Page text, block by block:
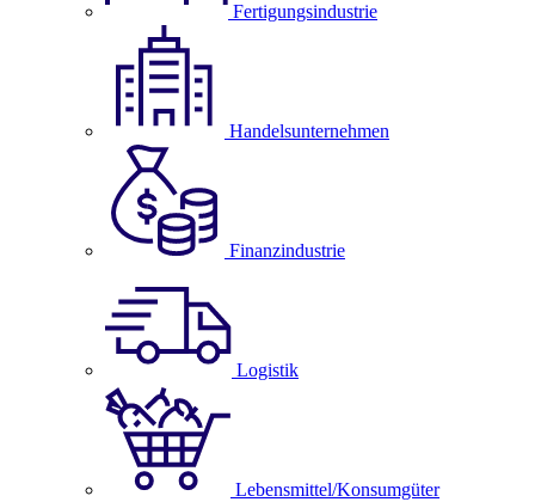
Fertigungsindustrie
Handelsunternehmen
Finanzindustrie
Logistik
Lebensmittel/Konsumgüter